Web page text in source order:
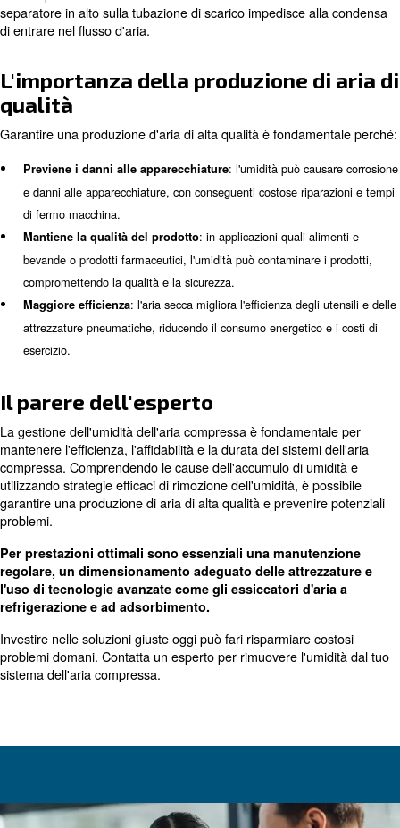
Tecnologie per la rimozione
Sono disponibili diverse tecnologie per rimuovere
compressa, ciascuna con i suoi esclusivi vantaggi:
Essiccatori a refrigerazione
: gli essiccatori d'aria a
raffreddano l'aria compressa per condensare e
acqueo. Sono efficaci per applicazioni generiche e
raggiungere punti di rugiada di circa 1,7 °C (35 °F).
Essiccatori d'aria a sostanza igroscopica: gli
sostanza igroscopica utilizzano materiali come silicagel
attivata per assorbire l'umidità dall'aria compressa.
applicazioni che richiedono aria estremamente secca e
punti di rugiada fino a 40 °C (40 °F).
Gestione della condensa: una gestione efficace della
essenziale per prevenire l'accumulo di acqua nei
compressa. Ciò comporta l'uso di separatori olio-acqua,
rimuovono acqua e gocce d'olio dall'aria compressa.
utilizzano principi di coalescenza o centrifuga per
d'acqua attraverso una cartuccia filtrante o scaricarle
una vaschetta di raccolta.
Installazione corretta: un separatore acqua-olio va
del compressore nella tubazione di scarico.
separatore in alto sulla tubazione di scarico impedisce
di entrare nel flusso d'aria.
Previene i danni alle apparecchiature: l'umidità può